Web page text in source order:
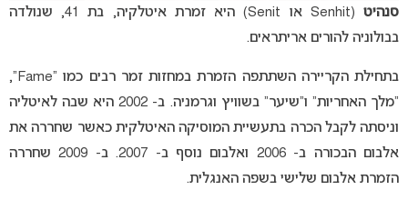
סנהיט
(Senhit או Senit) היא זמרת איטלקיה, בת 41, שנולדה
בבולוניה להורים אריתראים.
בתחילת הקריירה השתתפה הזמרת במחזות זמר רבים כמו “Fame”,
“מלך האחריות” ו”שיער” בשוויץ וגרמניה. ב- 2002 היא שבה לאיטליה
וניסתה לקבל הכרה בתעשיית המוסיקה האיטלקית כאשר שחררה את
אלבום הבכורה ב- 2006 ואלבום נוסף ב- 2007. ב- 2009 שחררה
הזמרת אלבום שלישי בשפה האנגלית.